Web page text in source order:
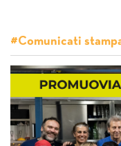
#Comunicati